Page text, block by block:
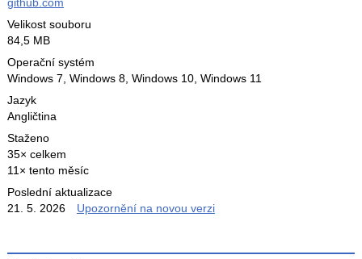
Velikost souboru
84,5 MB
Operační systém
Windows 7, Windows 8, Windows 10, Windows 11
Jazyk
Angličtina
Staženo
35× celkem
11× tento měsíc
Poslední aktualizace
21. 5. 2026
Upozornění na novou verzi